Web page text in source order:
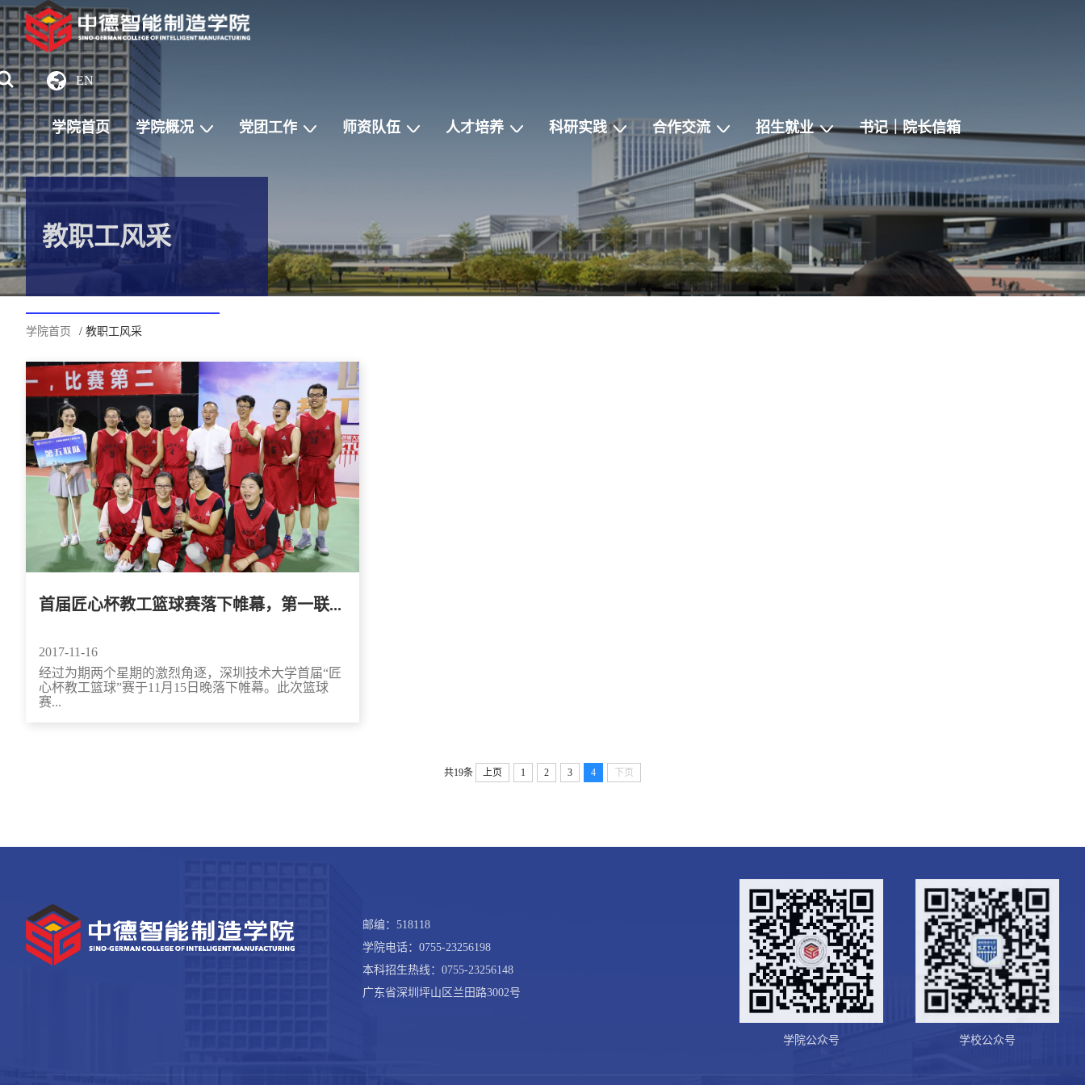
EN
学院首页 学院概况 党团工作 师资队伍 人才培养 科研实践 合作交流 招生就业 书记｜院长信箱
教职工风采
学院首页 / 教职工风采
首届匠心杯教工篮球赛落下帷幕，第一联...
2017-11-16
经过为期两个星期的激烈角逐，深圳技术大学首届“匠
心杯教工篮球”赛于11月15日晚落下帷幕。此次篮球
赛...
共19条 上页 1 2 3 4 下页
邮编：518118
学院电话：0755-23256198
本科招生热线：0755-23256148
广东省深圳坪山区兰田路3002号
学院公众号 学校公众号